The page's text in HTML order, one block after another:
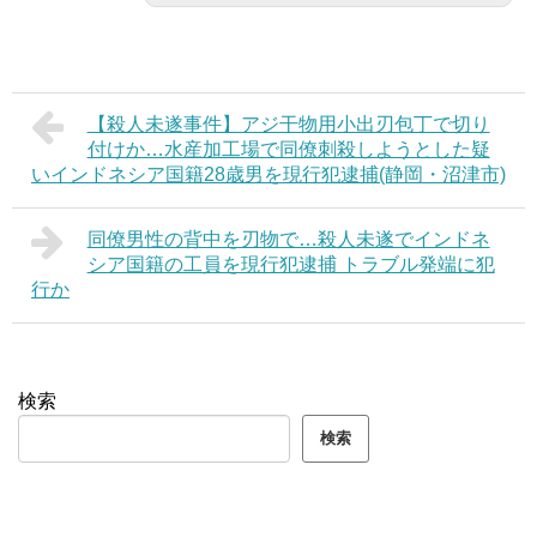
【殺人未遂事件】アジ干物用小出刃包丁で切り
付けか…水産加工場で同僚刺殺しようとした疑
いインドネシア国籍28歳男を現行犯逮捕(静岡・沼津市)
同僚男性の背中を刃物で…殺人未遂でインドネ
シア国籍の工員を現行犯逮捕 トラブル発端に犯
行か
検索
検索